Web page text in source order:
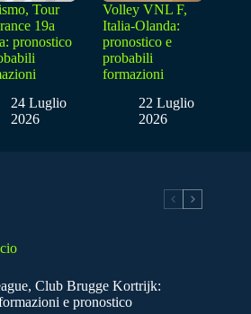
Tour
19a
pronostico
24 Luglio
2026
Volley VNL F,
Italia-Olanda:
pronostico e
probabili
formazioni
22 Luglio
2026
Club Brugge Kortrijk:
e pronostico